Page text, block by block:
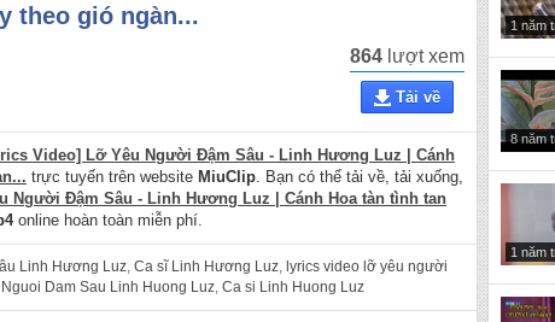
theo gió ngàn...
864 lượt xem
Tải về
Video] Lỡ Yêu Người Đậm Sâu - Linh Hương Luz | Cánh
trực tuyến trên website MiuClip. Bạn có thể tải về, tải xuống,
Người Đậm Sâu - Linh Hương Luz | Cánh Hoa tàn tình tan
online hoàn toàn miễn phí.
Linh Hương Luz, Ca sĩ Linh Hương Luz, lyrics video lỡ yêu người
Dam Sau Linh Huong Luz, Ca si Linh Huong Luz
1 năm
8 năm
1 năm